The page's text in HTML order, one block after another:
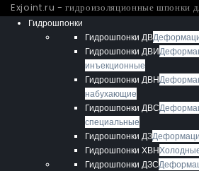
Exjoint.ru - гидроизоляционные шпонки
Гидрошпонки
Гидрошпонки ДВ
Гидрошпонки ДВИ
инъекционные
Гидрошпонки ДВН
набухающие
Гидрошпонки ДВС
специальные
Гидрошпонки ДЗ
Гидрошпонки ХВН
Гидрошпонки ДЗС